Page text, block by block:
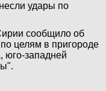
удары по
сообщило об
целям в пригороде
юго-западней